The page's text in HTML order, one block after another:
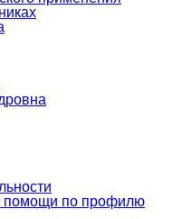
помощи по профилю